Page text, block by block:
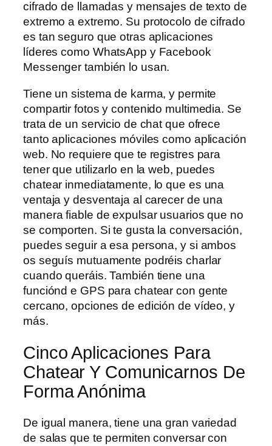
cifrado de llamadas y mensajes de texto de
extremo a extremo. Su protocolo de cifrado
es tan seguro que otras aplicaciones
líderes como WhatsApp y Facebook
Messenger también lo usan.
Tiene un sistema de karma, y permite
compartir fotos y contenido multimedia. Se
trata de un servicio de chat que ofrece
tanto aplicaciones móviles como aplicación
web. No requiere que te registres para
tener que utilizarlo en la web, puedes
chatear inmediatamente, lo que es una
ventaja y desventaja al carecer de una
manera fiable de expulsar usuarios que no
se comporten. Si te gusta la conversación,
puedes seguir a esa persona, y si ambos
os seguís mutuamente podréis charlar
cuando queráis. También tiene una
funciónd e GPS para chatear con gente
cercano, opciones de edición de vídeo, y
más.
Cinco Aplicaciones Para
Chatear Y Comunicarnos De
Forma Anónima
De igual manera, tiene una gran variedad
de salas que te permiten conversar con